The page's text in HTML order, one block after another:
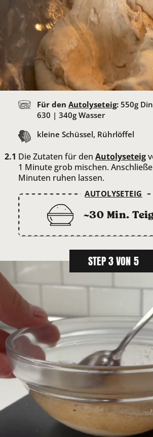
Für den Autolyseteig: 550g
630 | 340g Wasser
kleine Schüssel, Rührlöffel
Die Zutaten für den Autolyseteig
1 Minute grob mischen.
Minuten ruhen lassen.
AUTOLYSETEIG
~30 Min.
STEP 3 VON 5